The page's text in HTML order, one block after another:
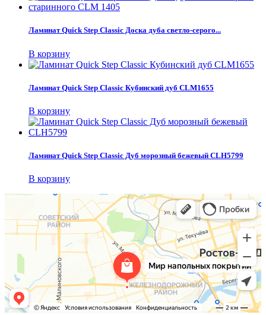
Ламинат Quick Step Classic Доска дуба светло-серого...
В корзину
Ламинат Quick Step Classic Кубинский дуб CLM1655
В корзину
Ламинат Quick Step Classic Дуб морозный бежевый CLH5799
В корзину